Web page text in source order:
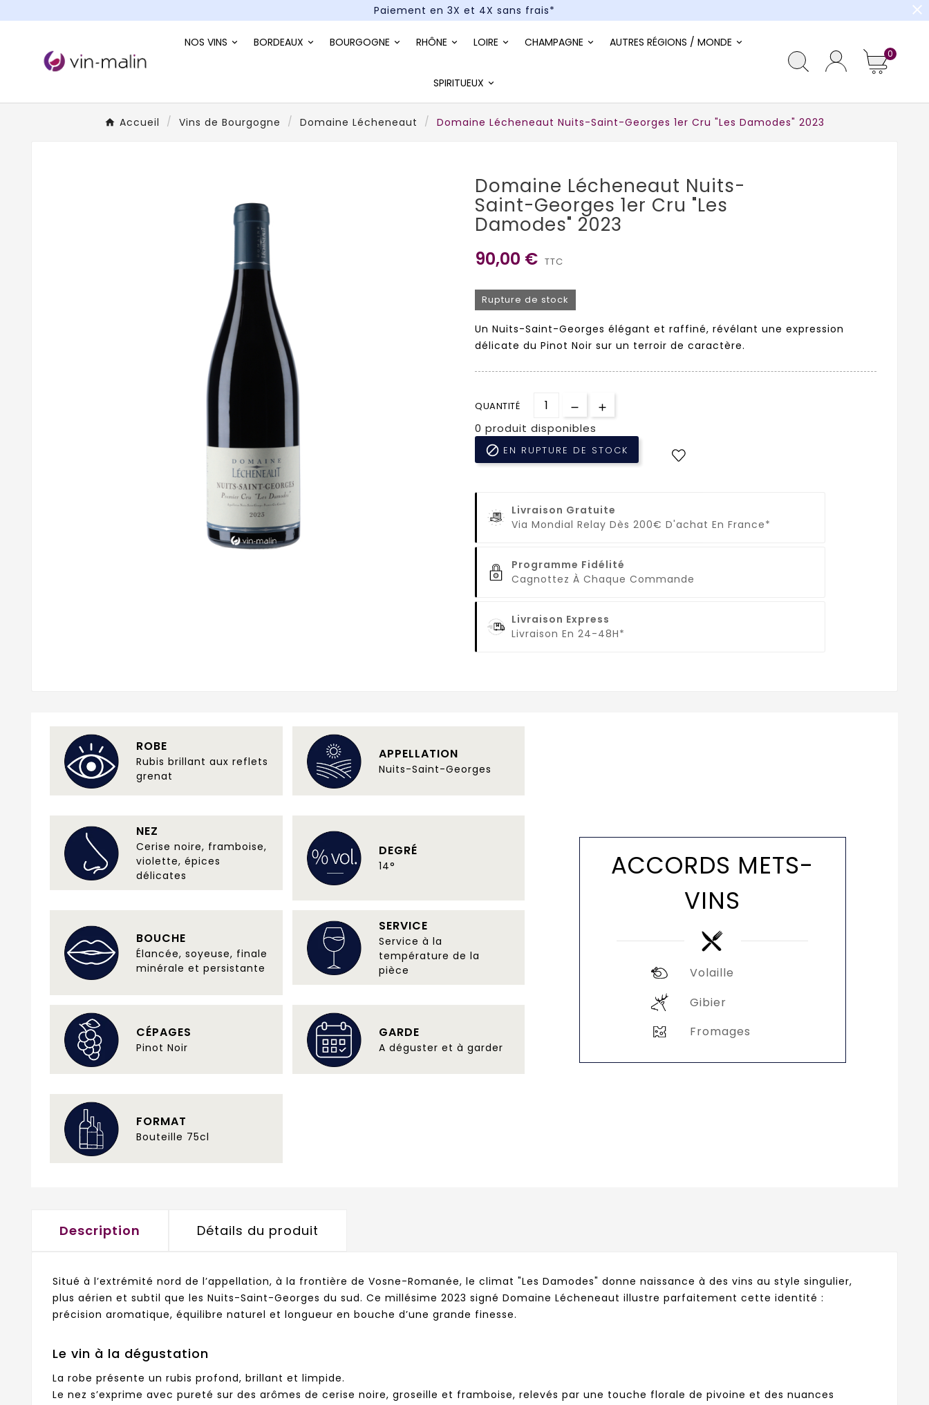
Paiement en 3X et 4X sans frais*
close
NOS VINS BORDEAUX BOURGOGNE RHÔNE LOIRE CHAMPAGNE AUTRES RÉGIONS / MONDE
SPIRITUEUX
0
Accueil Vins de Bourgogne Domaine Lécheneaut Domaine Lécheneaut Nuits-Saint-Georges 1er Cru "Les Damodes" 2023
Domaine Lécheneaut Nuits-
Saint-Georges 1er Cru "Les
Damodes" 2023
90,00 € TTC
Rupture de stock
Un Nuits-Saint-Georges élégant et raffiné, révélant une expression
délicate du Pinot Noir sur un terroir de caractère.
QUANTITÉ
0 produit disponibles
 EN RUPTURE DE STOCK
Livraison Gratuite
Via Mondial Relay Dès 200€ D'achat En France*
Programme Fidélité
Cagnottez À Chaque Commande
Livraison Express
Livraison En 24-48H*
ROBE
Rubis brillant aux reflets
grenat
APPELLATION
Nuits-Saint-Georges
NEZ
Cerise noire, framboise,
violette, épices
délicates
DEGRÉ
14°
BOUCHE
Élancée, soyeuse, finale
minérale et persistante
SERVICE
Service à la
température de la
pièce
CÉPAGES
Pinot Noir
GARDE
A déguster et à garder
FORMAT
Bouteille 75cl
ACCORDS METS-
VINS
Volaille
Gibier
Fromages
Description Détails du produit
Situé à l’extrémité nord de l’appellation, à la frontière de Vosne-Romanée, le climat "Les Damodes" donne naissance à des vins au style singulier,
plus aérien et subtil que les Nuits-Saint-Georges du sud. Ce millésime 2023 signé Domaine Lécheneaut illustre parfaitement cette identité :
précision aromatique, équilibre naturel et longueur en bouche d’une grande finesse.
Le vin à la dégustation
La robe présente un rubis profond, brillant et limpide.
Le nez s’exprime avec pureté sur des arômes de cerise noire, groseille et framboise, relevés par une touche florale de pivoine et des nuances